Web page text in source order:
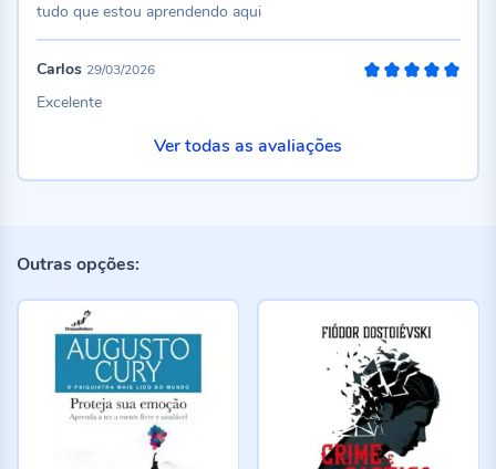
tudo que estou aprendendo aqui
Carlos 29/03/2026
Excelente
Ver todas as avaliações
Outras opções: